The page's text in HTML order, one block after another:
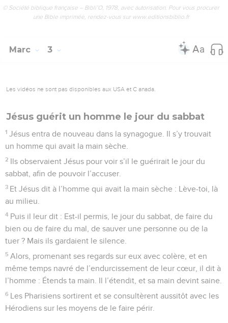
© Société biblique française – Bibli’O, 1978, avec autorisation. Pour vous procurer
une Bible imprimée, rendez-vous sur www.editionsbiblio.fr
Marc 3
Les vidéos ne sont pas disponibles aux USA et C anada.
Jésus guérit un homme le jour du sabbat
1 Jésus entra de nouveau dans la synagogue. Il s’y trouvait
un homme qui avait la main sèche.
2 Ils observaient Jésus pour voir s’il le guérirait le jour du
sabbat, afin de pouvoir l’accuser.
3 Et Jésus dit à l’homme qui avait la main sèche : Lève-toi, là
au milieu.
4 Puis il leur dit : Est-il permis, le jour du sabbat, de faire du
bien ou de faire du mal, de sauver une personne ou de la
tuer ? Mais ils gardaient le silence.
5 Alors, promenant ses regards sur eux avec colère, et en
même temps navré de l’endurcissement de leur cœur, il dit à
l’homme : Étends ta main. Il l’étendit, et sa main devint saine.
6 Les Pharisiens sortirent et se consultèrent aussitôt avec les
Hérodiens sur les moyens de le faire périr.